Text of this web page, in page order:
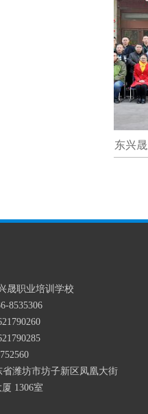
山东兴晟新
晟职业培训学校
8535306
潍坊市坊子新区凤凰大街
1306室